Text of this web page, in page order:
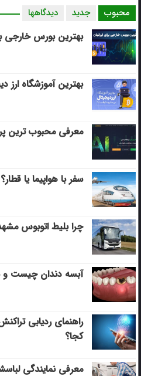
محبوب جدید دیدگاهها
بهترین بورس خارجی
بهترین آموزشگاه
معرفی محبوب ترین پراپ
سفر با هواپیما یا
چرا بلیط اتوبوس
آبسه دندان چیست و
راهنمای ردیابی
کجا؟
معرفی نمایندگی